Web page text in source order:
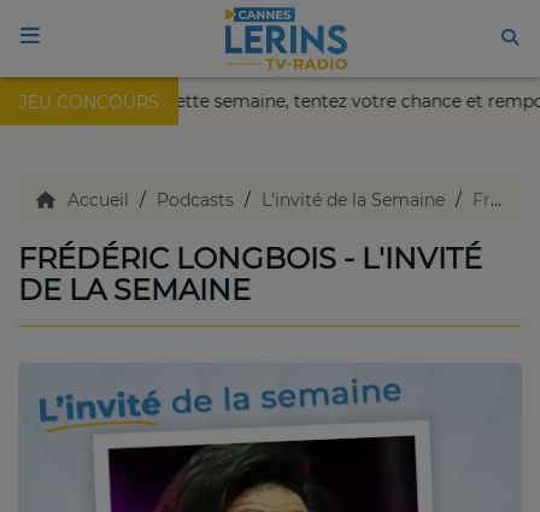
JEU CONCOURS
de Nice ! Cette semaine, tentez votre chance et
TV en direct
Replay TV
Emissions Radio
Emissions TV
Accueil Podcasts L'invité de la Semaine Frédéric Longbois - L'invité de la semaine
FRÉDÉRIC LONGBOIS - L'INVITÉ
DE LA SEMAINE